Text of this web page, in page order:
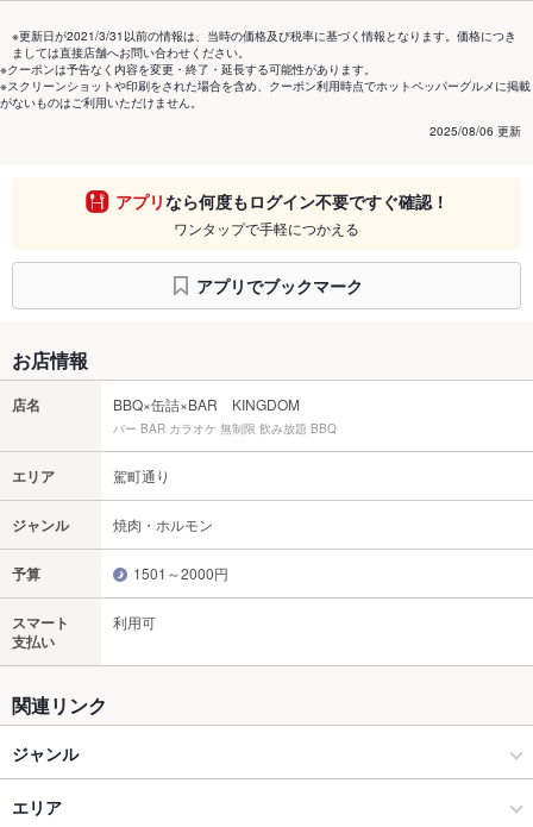
※更新日が2021/3/31以前の情報は、当時の価格及び税率に基づく情報となります。価格につき
ましては直接店舗へお問い合わせください。
※クーポンは予告なく内容を変更・終了・延長する可能性があります。
※スクリーンショットや印刷をされた場合を含め、クーポン利用時点でホットペッパーグルメに掲載
がないものはご利用いただけません。
2025/08/06 更新
アプリなら何度もログイン不要ですぐ確認！
ワンタップで手軽につかえる
アプリでブックマーク
お店情報
店名 BBQ×缶詰×BAR KINGDOM
バー BAR カラオケ 無制限 飲み放題 BBQ
エリア 駕町通り
ジャンル 焼肉・ホルモン
予算 1501～2000円
スマート
支払い
利用可
関連リンク
ジャンル
焼肉・ホルモン
エリア